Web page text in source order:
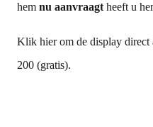
hem nu aanvraagt heeft u
Klik hierom de display direct
200 (gratis).